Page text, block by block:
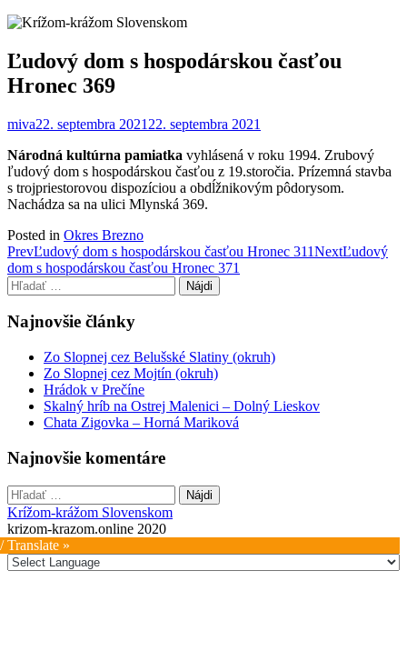
Ľudový dom s hospodárskou časťou
Hronec 369
miva22. septembra 2021 22. septembra 2021
Národná kultúrna pamiatka vyhlásená v roku 1994. Zrubový
ľudový dom s hospodárskou časťou z 19.storočia. Prízemná stavba
s trojpriestorovou dispozíciou a obdĺžnikovým pôdorysom.
Nachádza sa na ulici Mlynská 369.
Posted in Okres Brezno
Post
navigation
PrevĽudový dom s hospodárskou časťou Hronec 311NextĽudový
dom s hospodárskou časťou Hronec 371
Hľadať:
Najnovšie články
Zo Slopnej cez Belušské Slatiny (okruh)
Zo Slopnej cez Mojtín (okruh)
Hrádok v Prečíne
Skalný hríb na Ostrej Malenici – Dolný Lieskov
Chata Zigovka – Horná Mariková
Najnovšie komentáre
Hľadať:
Krížom-krážom Slovenskom
krizom-krazom.online 2020
Translate »